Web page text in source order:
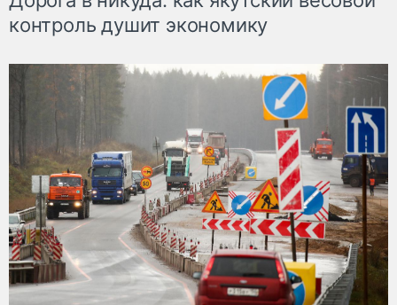
контроль душит экономику